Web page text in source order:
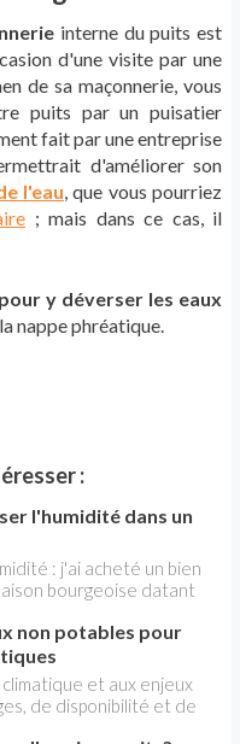
interne du puits est
d'une visite par une
de sa maçonnerie, vous
puits par un puisatier
fait par une entreprise
d'améliorer son
l'eau, que vous pourriez
; mais dans ce cas, il
y déverser les eaux
nappe phréatique.
:
l'humidité dans un
: j'ai acheté un bien
bourgeoise datant
épaisseur d'environ
en contact direct
la terre...sont en
pierre). Nos caves sont
et sont
non potables pour
et aux enjeux
de disponibilité et de